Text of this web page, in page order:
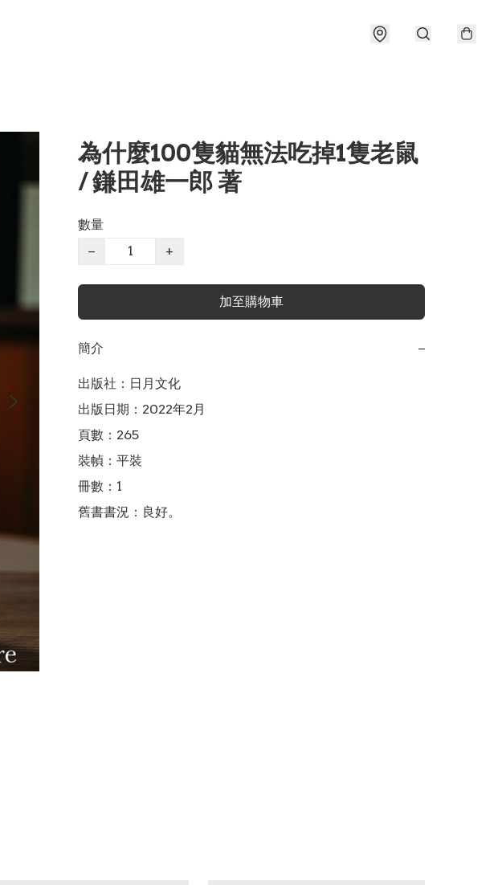
為什麼100隻貓無法吃掉1隻老鼠
/ 鎌田雄一郎 著
數量
−
+
加至購物車
簡介 −
出版社：日月文化
出版日期：2022年2月
頁數：265
裝幀：平裝
冊數：1
舊書書況：良好。